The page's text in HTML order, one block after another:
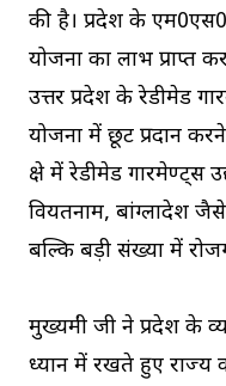
की है। प्रदेश के
योजना का लाभ प्राप्त
उत्तर प्रदेश के रेडीमेड
योजना में छूट प्रदान
क्षेत्र में रेडीमेड
वियतनाम, बांग्लादेश
बल्कि बड़ी संख्या में
मुख्यमंत्री जी ने प्रदेश के
ध्यान में रखते हुए राज्य